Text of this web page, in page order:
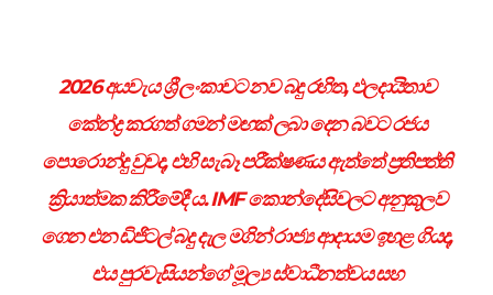
2026 අයවැය ශ්‍රී ලංකාවට නව බදු රහිත, ඵලදායිතාව
කේන්ද්‍ර කරගත් ගමන් මඟක් ලබා දෙන බවට රජය
පොරොන්දු වුවද, එහි සැබෑ පරීක්ෂණය ඇත්තේ ප්‍රතිපත්ති
ක්‍රියාත්මක කිරීමේදී ය. IMF කොන්දේසිවලට අනුකූලව
ගෙන එන ඩිජිටල් බදු දැල මගින් රාජ්‍ය ආදායම ඉහළ ගියද,
එය පුරවැසියන්ගේ මූල්‍ය ස්වාධීනත්වය සහ